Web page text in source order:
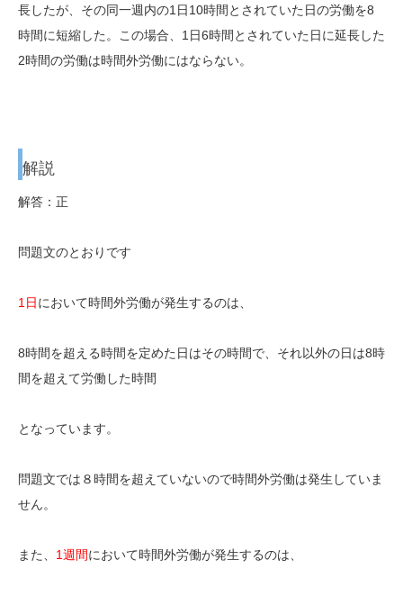
長したが、その同一週内の1日10時間とされていた日の労働を8
時間に短縮した。この場合、1日6時間とされていた日に延長した
2時間の労働は時間外労働にはならない。
解説
解答：正
問題文のとおりです
1日において時間外労働が発生するのは、
8時間を超える時間を定めた日はその時間で、 それ以外の日は8時
間を超えて労働した時間
となっています。
問題文では８時間を超えていないので時間外労働は発生していま
せん。
また、 1週間において時間外労働が発生するのは、